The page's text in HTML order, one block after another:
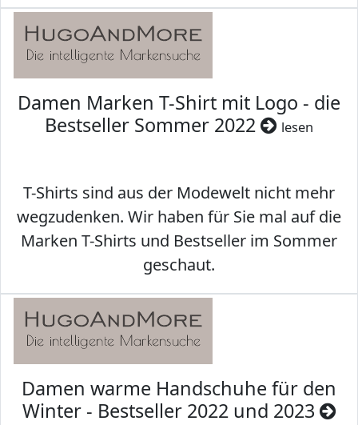
Damen Marken T-Shirt mit Logo - die
Bestseller Sommer 2022
lesen
T-Shirts sind aus der Modewelt nicht mehr
wegzudenken. Wir haben für Sie mal auf die
Marken T-Shirts und Bestseller im Sommer
geschaut.
Damen warme Handschuhe für den
Winter - Bestseller 2022 und 2023